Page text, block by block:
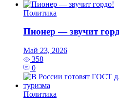
Политика
Пионер — звучит
Май 23, 2026
358
0
Политика